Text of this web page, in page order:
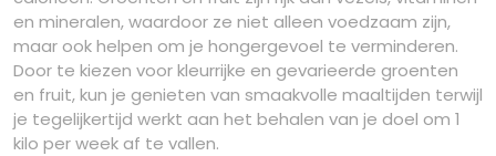
en mineralen, waardoor ze niet alleen voedzaam zijn,
maar ook helpen om je hongergevoel te verminderen.
Door te kiezen voor kleurrijke en gevarieerde groenten
en fruit, kun je genieten van smaakvolle maaltijden terwijl
je tegelijkertijd werkt aan het behalen van je doel om 1
kilo per week af te vallen.